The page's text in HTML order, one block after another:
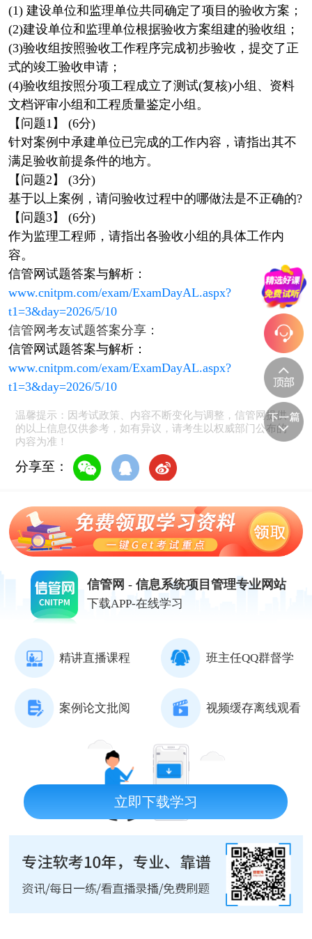
(1) 建设单位和监理单位共同确定了项目的验收方案；
(2)建设单位和监理单位根据验收方案组建的验收组；
(3)验收组按照验收工作程序完成初步验收，提交了正
式的竣工验收申请；
(4)验收组按照分项工程成立了测试(复核)小组、资料
文档评审小组和工程质量鉴定小组。
【问题1】 (6分)
针对案例中承建单位已完成的工作内容，请指出其不
满足验收前提条件的地方。
【问题2】 (3分)
基于以上案例，请问验收过程中的哪做法是不正确的?
【问题3】 (6分)
作为监理工程师，请指出各验收小组的具体工作内
容。
信管网试题答案与解析：
www.cnitpm.com/exam/ExamDayAL.aspx?
t1=3&day=2026/5/10
信管网考友试题答案分享：
信管网试题答案与解析：
www.cnitpm.com/exam/ExamDayAL.aspx?
t1=3&day=2026/5/10
温馨提示：因考试政策、内容不断变化与调整，信管网提供
的以上信息仅供参考，如有异议，请考生以权威部门公布的
内容为准！
分享至：
信管网 - 信息系统项目管理专业网站
下载APP-在线学习
精讲直播课程 班主任QQ群督学
案例论文批阅 视频缓存离线观看
立即下载学习